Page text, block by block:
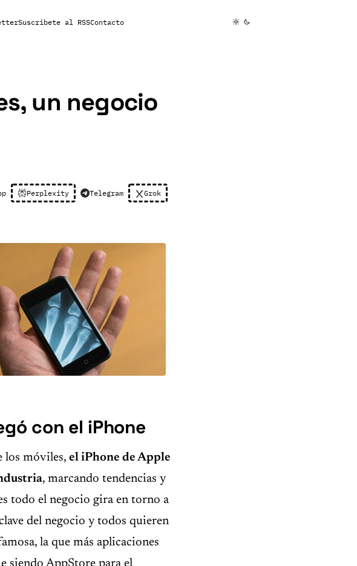
Suscribete al RSSContacto
un negocio
Perplexity Telegram Grok
con el iPhone
los móviles, el iPhone de Apple
, marcando tendencias y
todo el negocio gira en torno a
del negocio y todos quieren
la que más aplicaciones
siendo AppStore para el